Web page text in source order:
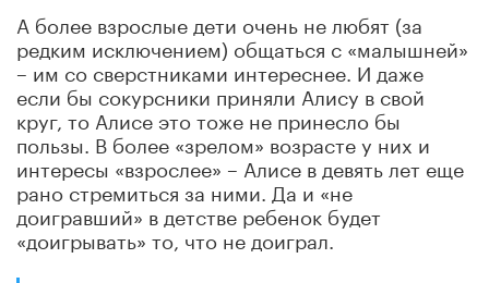
А более взрослые дети очень не любят (за
редким исключением) общаться с «малышней»
– им со сверстниками интереснее. И даже
если бы сокурсники приняли Алису в свой
круг, то Алисе это тоже не принесло бы
пользы. В более «зрелом» возрасте у них и
интересы «взрослее» – Алисе в девять лет еще
рано стремиться за ними. Да и «не
доигравший» в детстве ребенок будет
«доигрывать» то, что не доиграл.